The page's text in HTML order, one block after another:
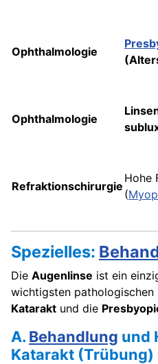
Ophthalmologie
Ophthalmologie
Refraktionschirurgie
Hohe
(
Spezielles:
Die Augenlinse ist ein
wichtigsten pathologischen
Katarakt und die
A. Behandlung und
Katarakt (Trübung)